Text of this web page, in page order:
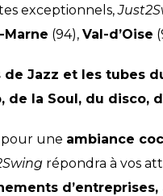
exceptionnels,
Marne (94), Val-d’Oise
de Jazz et les tubes
de la Soul, du disco,
pour une ambiance
répondra à vos